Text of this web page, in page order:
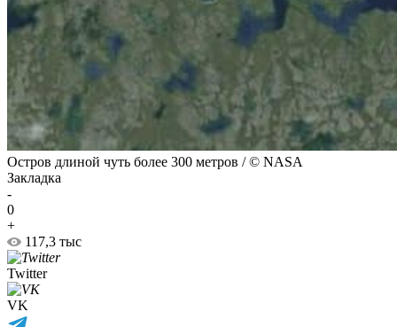
Остров длиной чуть более 300 метров / © NASA
Закладка
-
0
+
117,3 тыс
Twitter
VK